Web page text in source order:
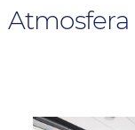
Atmosfera